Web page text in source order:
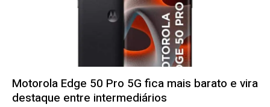
Motorola Edge 50 Pro 5G fica mais barato e vira
destaque entre intermediários